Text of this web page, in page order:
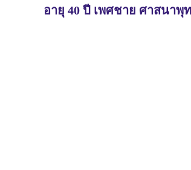
อายุ 40 ปี เพศชาย ศาสนาพุ